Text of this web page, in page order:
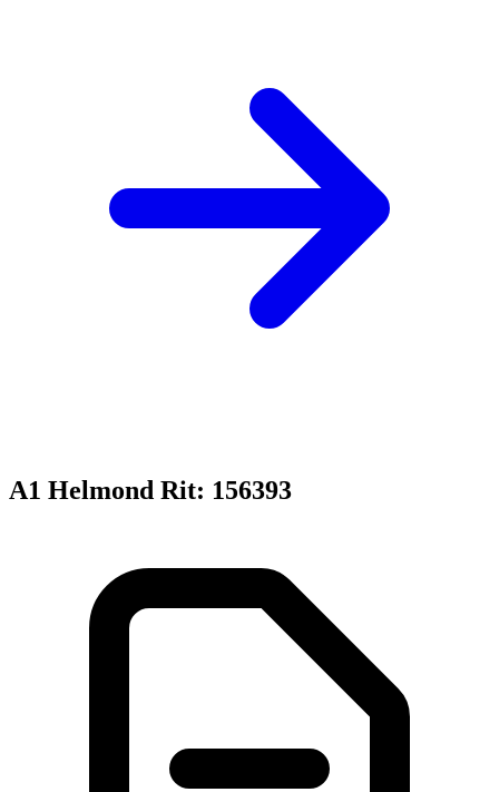
A1 Helmond Rit: 156393